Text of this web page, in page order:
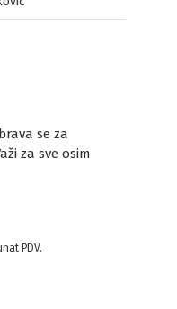
se za
za sve osim
PDV.